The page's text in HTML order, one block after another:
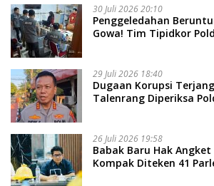
30 Juli 2026 20:10
Penggeledahan
Gowa! Tim Tipidkor
29 Juli 2026 18:40
Dugaan Korupsi
Talenrang Diperiksa
26 Juli 2026 19:58
​Babak Baru Hak Angket
Kompak Diteken 41